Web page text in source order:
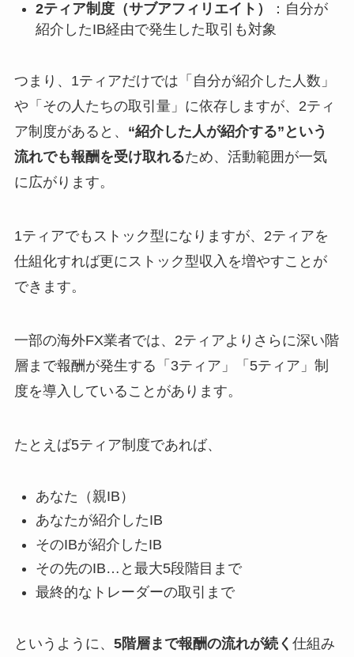
2ティア制度（サブアフィリエイト）
：自分が
紹介したIB経由で発生した取引も対象
つまり、1ティアだけでは「自分が紹介した人数」
や「その人たちの取引量」に依存しますが、2ティ
ア制度があると、 “紹介した人が紹介する”という
流れでも報酬を受け取れるため、活動範囲が一気
に広がります。
1ティアでもストック型になりますが、2ティアを
仕組化すれば更にストック型収入を増やすことが
できます。
一部の海外FX業者では、2ティアよりさらに深い階
層まで報酬が発生する「3ティア」「5ティア」制
度を導入していることがあります。
たとえば5ティア制度であれば、
あなた（親IB）
あなたが紹介したIB
そのIBが紹介したIB
その先のIB…と最大5段階目まで
最終的なトレーダーの取引まで
というように、 5階層まで報酬の流れが続く 仕組み